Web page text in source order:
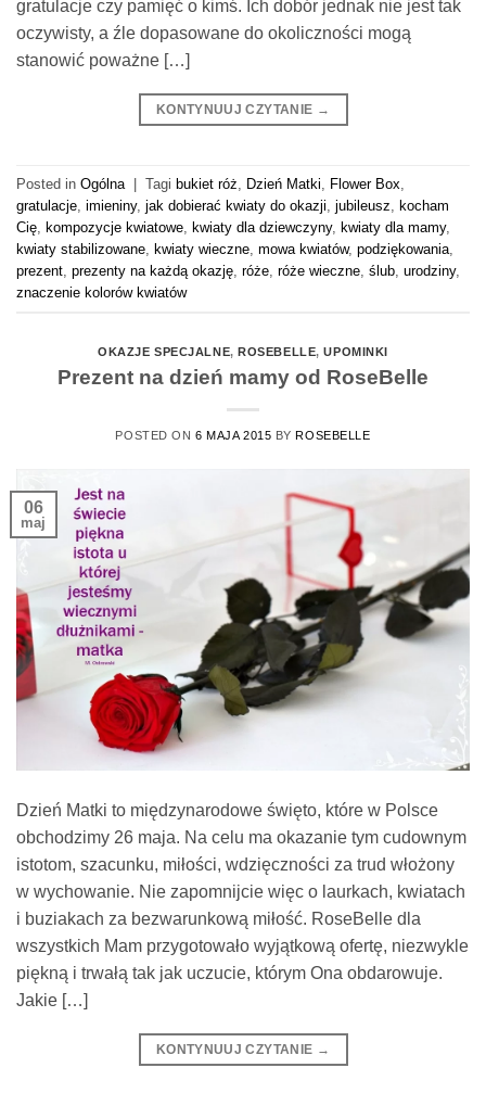
gratulacje czy pamięć o kimś. Ich dobór jednak nie jest tak
oczywisty, a źle dopasowane do okoliczności mogą
stanowić poważne […]
KONTYNUUJ CZYTANIE →
Posted in Ogólna Tagi bukiet róż Dzień Matki Flower Box
gratulacje imieniny, jak dobierać kwiaty do okazji jubileusz
kocham
Cię
kompozycje kwiatowe kwiaty dla dziewczyny, kwiaty dla mamy,
kwiaty stabilizowane
kwiaty wieczne mowa kwiatów, podziękowania
prezent prezenty na każdą okazję róże róże wieczne ślub urodziny,
znaczenie kolorów kwiatów
OKAZJE SPECJALNE, ROSEBELLE,UPOMINKI
Prezent na dzień mamy od RoseBelle
POSTED ON6 MAJA 2015 BYROSEBELLE
06
maj
Dzień Matki to międzynarodowe święto, które w Polsce
obchodzimy 26 maja. Na celu ma okazanie tym cudownym
istotom, szacunku, miłości, wdzięczności za trud włożony
w wychowanie. Nie zapomnijcie więc o laurkach, kwiatach
i buziakach za bezwarunkową miłość. RoseBelle dla
wszystkich Mam przygotowało wyjątkową ofertę, niezwykle
piękną i trwałą tak jak uczucie, którym Ona obdarowuje.
Jakie […]
KONTYNUUJ CZYTANIE →